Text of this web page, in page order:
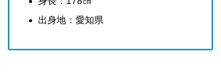
出身地：愛知県